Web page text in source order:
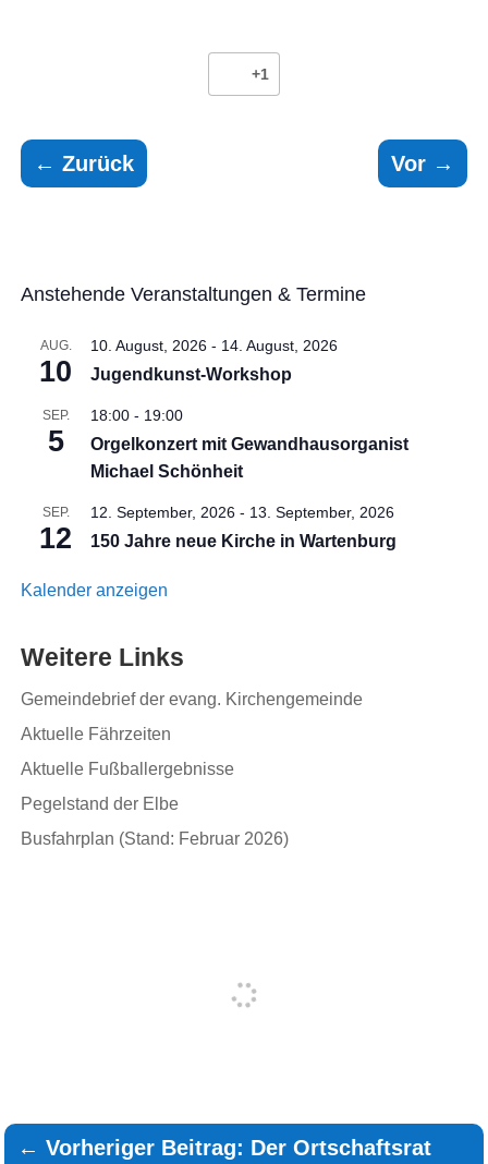
+1
←Zurück Vor→
Anstehende Veranstaltungen & Termine
AUG.
10
10. August, 2026 - 14. August, 2026
Jugendkunst-Workshop
SEP.
5
18:00 - 19:00
Orgelkonzert mit Gewandhausorganist
Michael Schönheit
SEP.
12
12. September, 2026 - 13. September, 2026
150 Jahre neue Kirche in Wartenburg
Kalender anzeigen
Weitere Links
Gemeindebrief der evang. Kirchengemeinde
Aktuelle Fährzeiten
Aktuelle Fußballergebnisse
Pegelstand der Elbe
Busfahrplan (Stand: Februar 2026)
←Vorheriger Beitrag: Der Ortschaftsrat